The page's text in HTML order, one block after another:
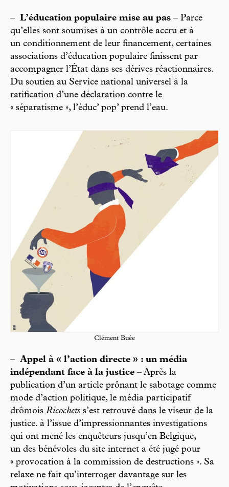
– L’éducation populaire mise au pas – Parce
qu’elles sont soumises à un contrôle accru et à
un conditionnement de leur financement, certaines
associations d’éducation populaire finissent par
accompagner l’État dans ses dérives réactionnaires.
Du soutien au Service national universel à la
ratification d’une déclaration contre le
« séparatisme », l’éduc’ pop’ prend l’eau.
Clément Buée
– Appel à « l’action directe » : un média
indépendant face à la justice – Après la
publication d’un article prônant le sabotage comme
mode d’action politique, le média participatif
drômois Ricochets s’est retrouvé dans le viseur de la
justice. à l’issue d’impressionnantes investigations
qui ont mené les enquêteurs jusqu’en Belgique,
un des bénévoles du site internet a été jugé pour
« provocation à la commission de destructions ». Sa
relaxe ne fait qu’interroger davantage sur les